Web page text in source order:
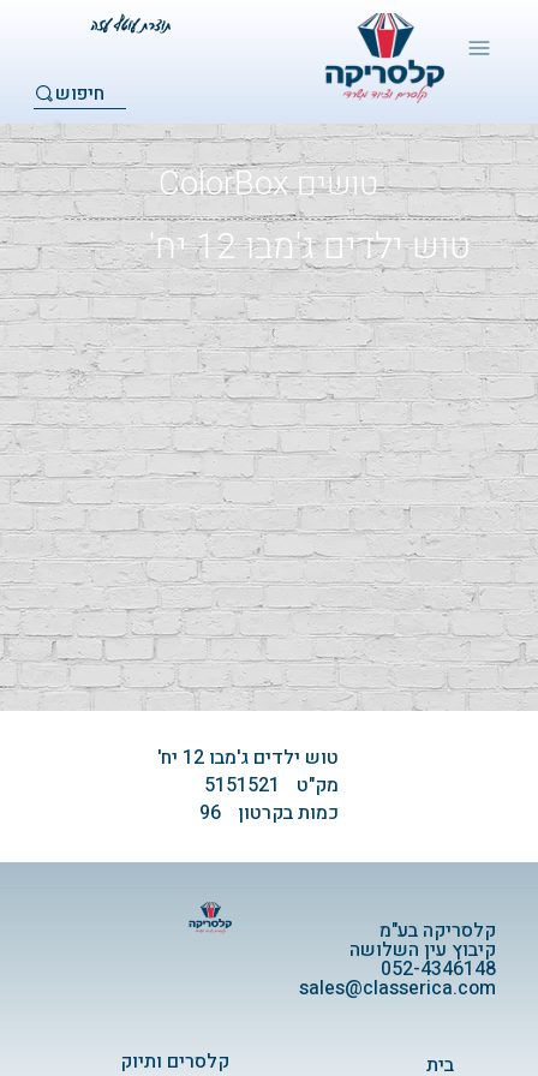
חיפוש
טושים ColorBox
טוש ילדים ג'מבו ‏‏12 יח'
מק"ט
5151521
כמות בקרטון
96
טוש ילדים ג'מבו ‏‏12 יח'
קלסרים ותיוק בית
קלסריקה בע"מ
קיבוץ עין השלושה
052-4346148
sales@classerica.com